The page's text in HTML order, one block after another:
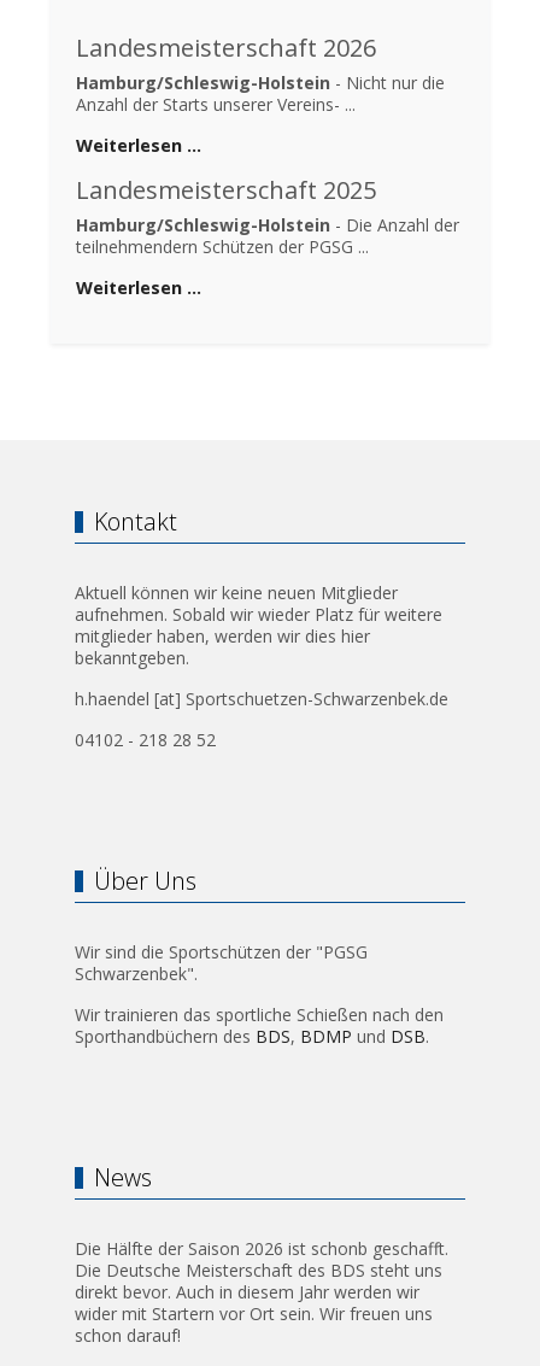
Landesmeisterschaft 2026
Hamburg/Schleswig-Holstein - Nicht nur die
Anzahl der Starts unserer Vereins- ...
Weiterlesen …
Landesmeisterschaft 2025
Hamburg/Schleswig-Holstein - Die Anzahl der
teilnehmendern Schützen der PGSG ...
Weiterlesen …
Kontakt
Aktuell können wir keine neuen Mitglieder
aufnehmen. Sobald wir wieder Platz für weitere
mitglieder haben, werden wir dies hier
bekanntgeben.
h.haendel [at] Sportschuetzen-Schwarzenbek.de
04102 - 218 28 52
Über Uns
Wir sind die Sportschützen der "PGSG
Schwarzenbek".
Wir trainieren das sportliche Schießen nach den
Sporthandbüchern des BDS, BDMP und DSB.
News
Die Hälfte der Saison 2026 ist schonb geschafft.
Die Deutsche Meisterschaft des BDS steht uns
direkt bevor. Auch in diesem Jahr werden wir
wider mit Startern vor Ort sein. Wir freuen uns
schon darauf!